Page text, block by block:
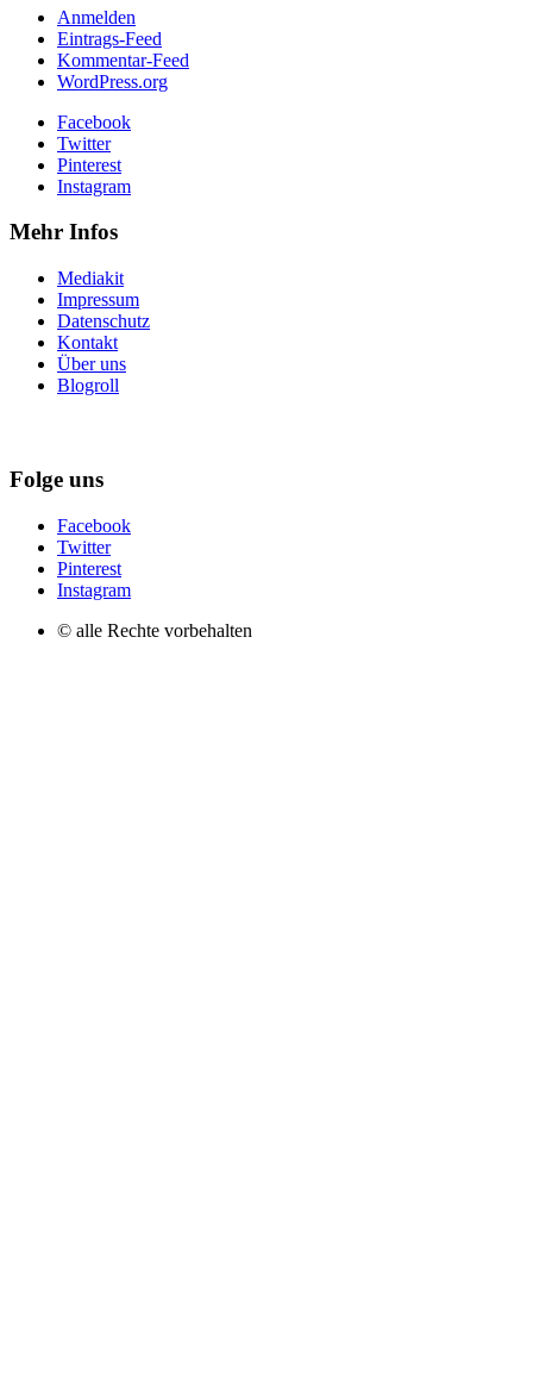
Anmelden
Eintrags-Feed
Kommentar-Feed
WordPress.org
Facebook
Twitter
Pinterest
Instagram
Mehr Infos
Mediakit
Impressum
Datenschutz
Kontakt
Über uns
Blogroll
Folge uns
Facebook
Twitter
Pinterest
Instagram
© alle Rechte vorbehalten